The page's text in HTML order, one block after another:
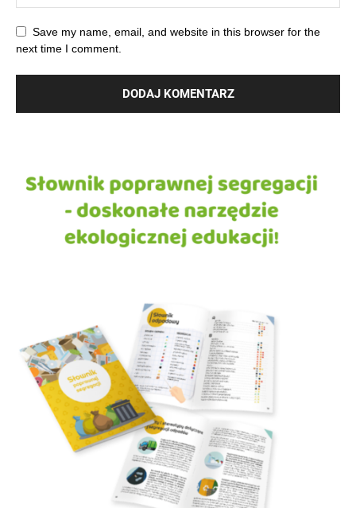
Save my name, email, and website in this browser for the
next time I comment.